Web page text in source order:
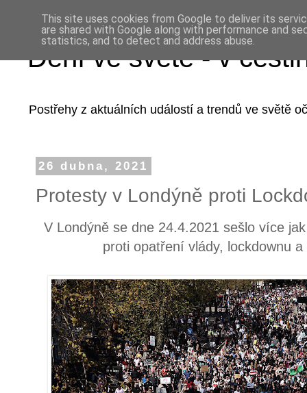
Dění ve světě - v
Postřehy z aktuálních událostí a trendů ve světě
26 dubna, 2021
Protesty v Londýně proti
V Londýně se dne 24.4.2021 sešlo více
proti opatření vlády, lockdownu
This site uses cookies from Google to deliver its
are shared with Google along with performance and
statistics, and to detect and address abuse.